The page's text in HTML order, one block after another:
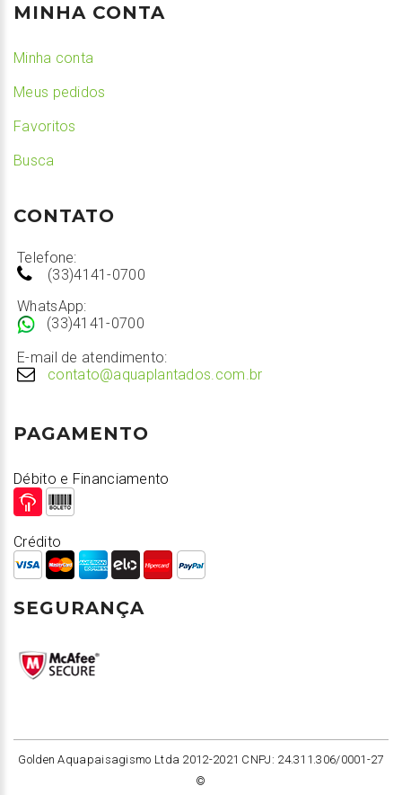
MINHA CONTA
Minha conta
Meus pedidos
Favoritos
Busca
CONTATO
Telefone:
(33)4141-0700
WhatsApp:
(33)4141-0700
E-mail de atendimento:
contato@aquaplantados.com.br
PAGAMENTO
Débito e Financiamento
Crédito
SEGURANÇA
Golden Aquapaisagismo Ltda 2012-2021 CNPJ: 24.311.306/0001-27
©